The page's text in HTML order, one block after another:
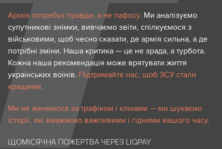
Армія потребує правди, а не пафосу. Ми аналізуємо
супутникові знімки, вивчаємо звіти, спілкуємося з
військовими, щоб чесно сказати, де армія сильна, а де
потрібні зміни. Наша критика — це не зрада, а турбота.
Кожна наша рекомендація може врятувати життя
українських воїнів. Підтримайте нас, щоб ЗСУ стали
кращими.
Ми не женемося за трафіком і кліками — ми шукаємо
історії, які вважаємо важливими і гідними вашого часу.
ЩОМІСЯЧНА ПОЖЕРТВА ЧЕРЕЗ LIQPAY